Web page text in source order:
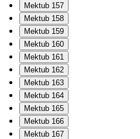
Mektub 157
Mektub 158
Mektub 159
Mektub 160
Mektub 161
Mektub 162
Mektub 163
Mektub 164
Mektub 165
Mektub 166
Mektub 167